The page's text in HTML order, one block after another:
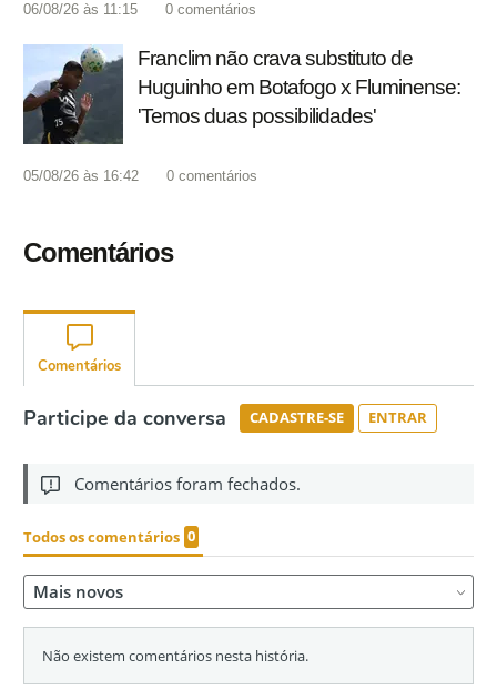
06/08/26 às 11:15 0 comentários
Franclim não crava substituto de
Huguinho em Botafogo x Fluminense:
'Temos duas possibilidades'
05/08/26 às 16:42 0 comentários
Comentários